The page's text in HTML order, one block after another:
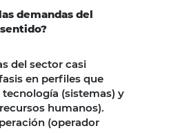
demandas del
del sector casi
en perfiles que
(sistemas) y
humanos).
(operador